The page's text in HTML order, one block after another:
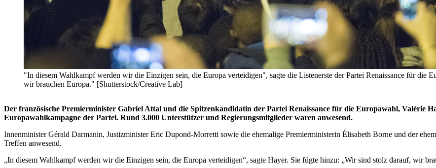
"In diesem Wahlkampf werden wir die Einzigen sein, die Europa verteidigen", sagte die Listenerste der Partei Renaissance für die
wir brauchen Europa." [Shutterstock/Creative Lab]
Der französische Premierminister Gabriel Attal und die Spitzenkandidatin der Partei Renaissance für die Europawahl, Valérie
Europawahlkampagne der Partei. Rund 3.000 Unterstützer und Regierungsmitglieder waren anwesend.
Innenminister Gérald Darmanin, Justizminister Eric Dupond-Morretti sowie die ehemalige Premierministerin Élisabeth Borne und der
Treffen anwesend.
„In diesem Wahlkampf werden wir die Einzigen sein, die Europa verteidigen“, sagte Hayer. Sie fügte hinzu: „Wir sind stolz darauf, wir